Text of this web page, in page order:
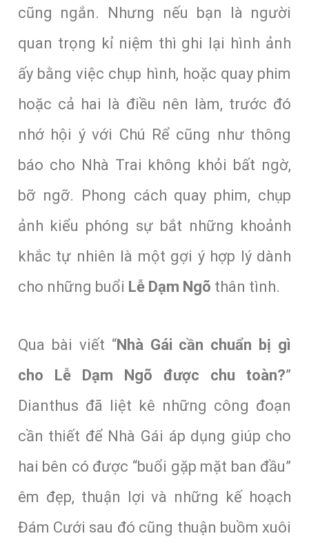
cũng ngắn. Nhưng nếu bạn là người
quan trọng kỉ niệm thì ghi lại hình ảnh
ấy bằng việc chụp hình, hoặc quay phim
hoặc cả hai là điều nên làm, trước đó
nhớ hội ý với Chú Rể cũng như thông
báo cho Nhà Trai không khỏi bất ngờ,
bỡ ngỡ. Phong cách quay phim, chụp
ảnh kiểu phóng sự bắt những khoảnh
khắc tự nhiên là một gợi ý hợp lý dành
cho những buổi Lễ Dạm Ngõ thân tình.
Qua bài viết “Nhà Gái cần chuẩn bị gì
cho Lễ Dạm Ngõ được chu toàn?”
Dianthus đã liệt kê những công đoạn
cần thiết để Nhà Gái áp dụng giúp cho
hai bên có được “buổi gặp mặt ban đầu”
êm đẹp, thuận lợi và những kế hoạch
Đám Cưới sau đó cũng thuận buồm xuôi